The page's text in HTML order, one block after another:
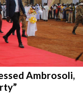
Ambrosoli,